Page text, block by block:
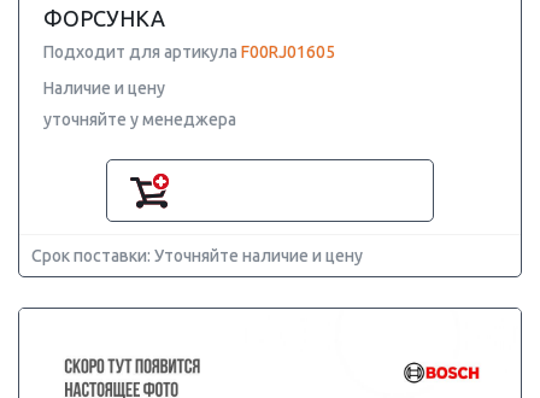
ФОРСУНКА
Подходит для артикула F00RJ01605
Наличие и цену
уточняйте у менеджера
Срок поставки: Уточняйте наличие и цену